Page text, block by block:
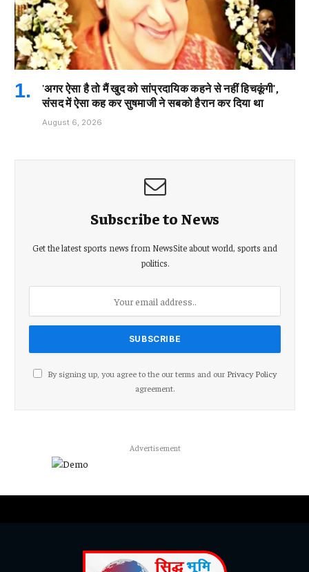
'अगर ऐसा है तो मैं खुद को सांप्रदायिक कहने से नहीं हिचकूंगी',
संसद में ऐसा कह कर सुषमाजी ने सबको हैरान कर दिया था
August 6, 2026
Subscribe to News
Get the latest sports news from NewsSite about world, sports and
politics.
By signing up, you agree to the our terms and our Privacy Policy
agreement.
Advertisement